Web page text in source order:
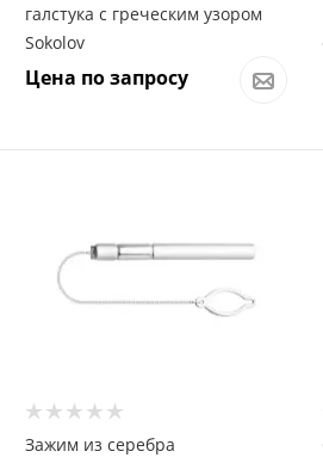
галстука с греческим узором
Sokolov
Цена по запросу
Зажим из серебра